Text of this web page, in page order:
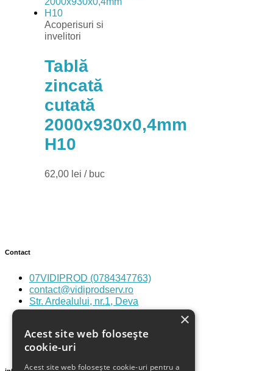
Acoperisuri si
invelitori
Tablă
zincată
cutată
2000x930x0,4mm
H10
62,00 lei / buc
Contact
07VIDIPROD (0784347763)
contact@vidiprodserv.ro
Str. Ardealului, nr.1, Deva
×
Acest site web folosește
cookie-uri
Acest site web folosește cookie-uri pentru a